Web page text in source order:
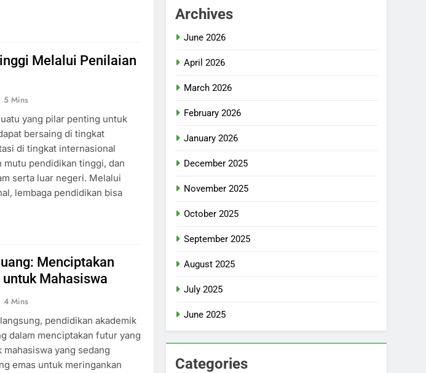
Melalui Penilaian
5 Mins
yang pilar penting untuk
bersaing di tingkat
di tingkat internasional
mutu pendidikan tinggi, dan
serta luar negeri. Melalui
lembaga pendidikan bisa
Menciptakan
Mahasiswa
4 Mins
pendidikan akademik
dalam menciptakan futur yang
yang sedang
emas untuk meringankan
Archives
June 2026
April 2026
March 2026
February 2026
January 2026
December 2025
November 2025
October 2025
September 2025
August 2025
July 2025
June 2025
Categories